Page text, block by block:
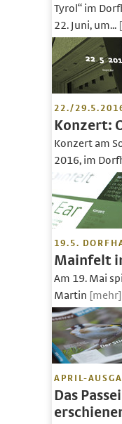
Tyrol“ im
22. Juni, um...
22./
Konzert:
Konzert am
2016, im
19.5.
Mainfelt
Am 19. Mai
Martin [mehr]
APRIL-
Das